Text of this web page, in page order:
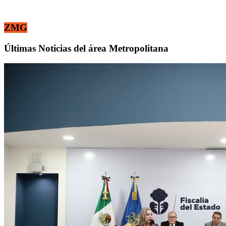
ZMG
Últimas Noticias del área Metropolitana